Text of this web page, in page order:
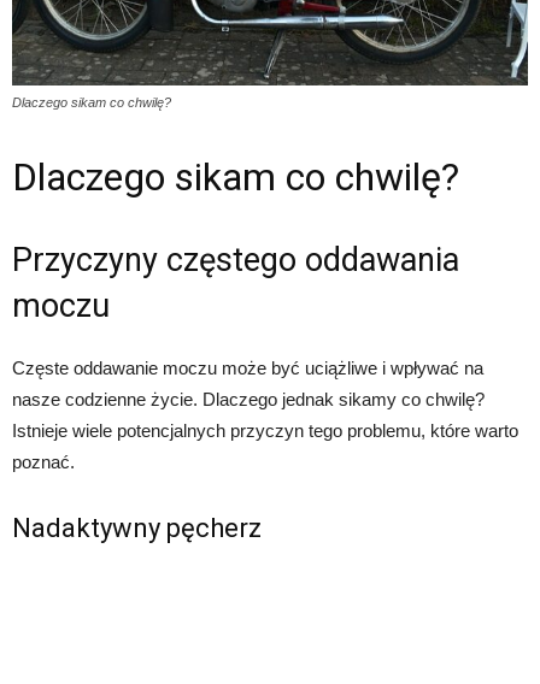
Dlaczego sikam co chwilę?
Dlaczego sikam co chwilę?
Przyczyny częstego oddawania
moczu
Częste oddawanie moczu może być uciążliwe i wpływać na
nasze codzienne życie. Dlaczego jednak sikamy co chwilę?
Istnieje wiele potencjalnych przyczyn tego problemu, które warto
poznać.
Nadaktywny pęcherz